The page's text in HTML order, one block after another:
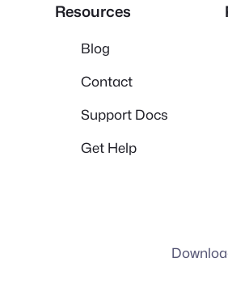
Resources
Blog
Contact
Support Docs
Get Help